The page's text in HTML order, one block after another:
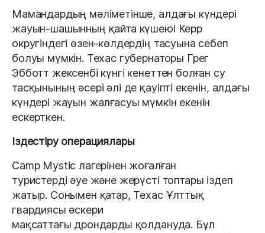
Мамандардың мәліметінше, алдағы күндері
жауын-шашынның қайта күшеюі Керр
округіндегі өзен-көлдердің тасуына себеп
болуы мүмкін. Техас губернаторы Грег
Эбботт жексенбі күнгі кенеттен болған су
тасқынының әсері әлі де қауіпті екенін, алдағы
күндері жауын жалғасуы мүмкін екенін
ескерткен.
Іздестіру операциялары
Camp Mystic лагерінен жоғалған
туристерді әуе және жерүсті топтары іздеп
жатыр. Сонымен қатар, Техас Ұлттық
гвардиясы әскери
мақсаттағы дрондарды қолдануда. Бұл